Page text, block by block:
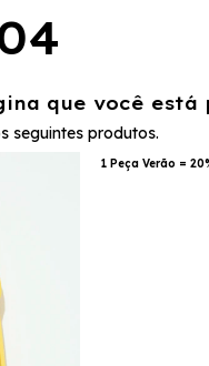
que você
seguintes produtos.
1 Peça Verão =